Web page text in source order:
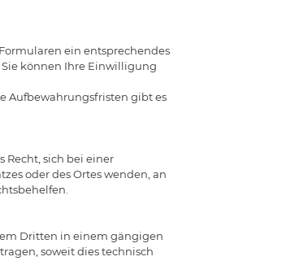
ein entsprechendes
Sie können Ihre Einwilligung
Aufbewahrungsfristen gibt es
Recht, sich bei einer
oder des Ortes wenden, an
Dritten in einem gängigen
soweit dies technisch